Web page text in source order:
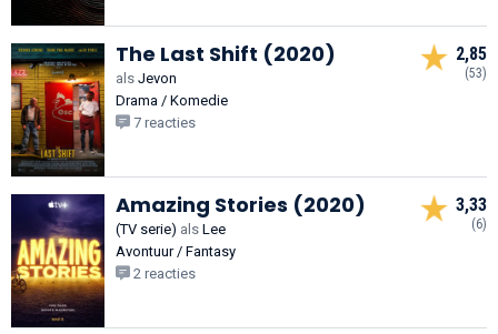
The Last Shift (2020)
als Jevon
Drama / Komedie
7 reacties
2,85
(53)
Amazing Stories (2020)
(TV serie) als Lee
Avontuur / Fantasy
2 reacties
3,33
(6)